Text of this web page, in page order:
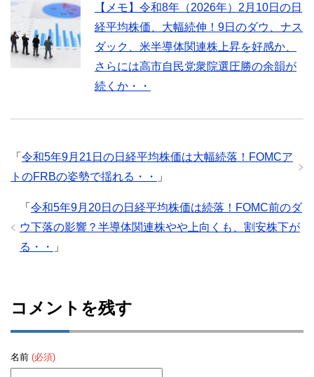
【メモ】令和8年（2026年）2月10日の日
経平均株価、大幅続伸！9日のダウ、ナス
ダック、米半導体関連株上昇を好感か、
さらには高市自民党衆院選圧勝の余韻が
続くか・・
「 令和5年9月21日の日経平均株価は大幅続落！FOMCア
トのFRBの姿勢で揺れる・・
」
「 令和5年9月20日の日経平均株価は続落！FOMC前のダ
ウ下落の影響？半導体関連株やや上向くも、割安株下が
る・・
」
コメントを残す
名前 (必須)